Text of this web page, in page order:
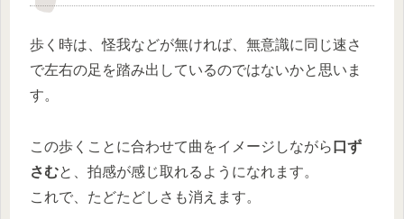
歩く時は、怪我などが無ければ、無意識に同じ速さ
で左右の足を踏み出しているのではないかと思いま
す。
この歩くことに合わせて曲をイメージしながら 口ず
さむと、拍感が感じ取れるようになれます。
これで、たどたどしさも消えます。